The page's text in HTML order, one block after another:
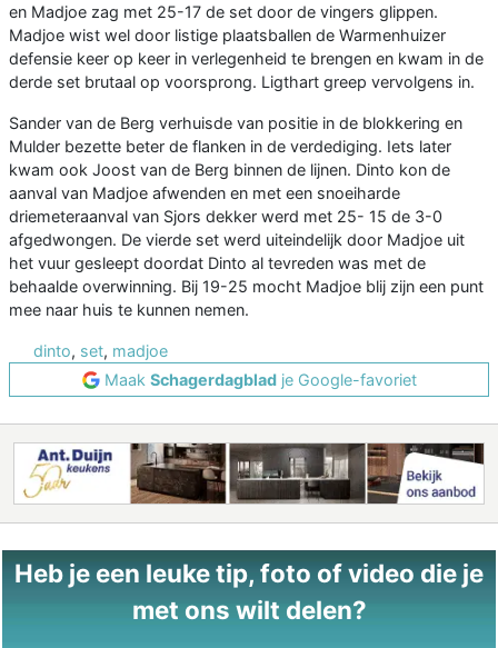
en Madjoe zag met 25-17 de set door de vingers glippen.
Madjoe wist wel door listige plaatsballen de Warmenhuizer
defensie keer op keer in verlegenheid te brengen en kwam in de
derde set brutaal op voorsprong. Ligthart greep vervolgens in.
Sander van de Berg verhuisde van positie in de blokkering en
Mulder bezette beter de flanken in de verdediging. Iets later
kwam ook Joost van de Berg binnen de lijnen. Dinto kon de
aanval van Madjoe afwenden en met een snoeiharde
driemeteraanval van Sjors dekker werd met 25- 15 de 3-0
afgedwongen. De vierde set werd uiteindelijk door Madjoe uit
het vuur gesleept doordat Dinto al tevreden was met de
behaalde overwinning. Bij 19-25 mocht Madjoe blij zijn een punt
mee naar huis te kunnen nemen.
dinto, set, madjoe
Maak Schagerdagbladje Google-favoriet
Heb je een leuke tip, foto of video die je
met ons wilt delen?